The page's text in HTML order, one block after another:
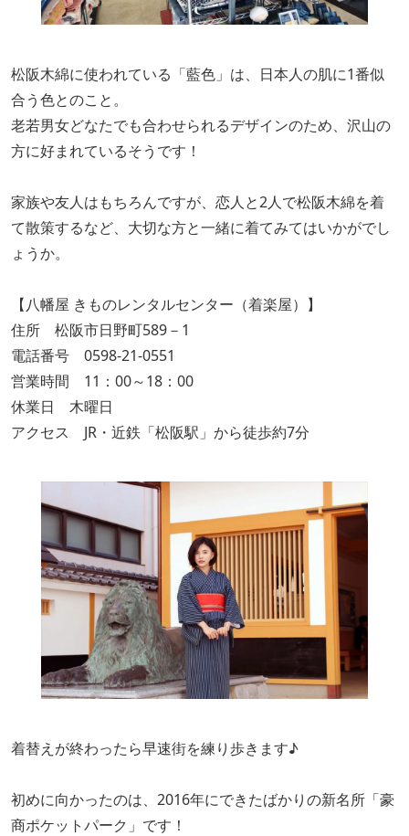
松阪木綿に使われている「藍色」は、日本人の肌に1番似
合う色とのこと。
老若男女どなたでも合わせられるデザインのため、沢山の
方に好まれているそうです！
家族や友人はもちろんですが、恋人と2人で松阪木綿を着
て散策するなど、大切な方と一緒に着てみてはいかがでし
ょうか。
【八幡屋 きものレンタルセンター（着楽屋）】
住所 松阪市日野町589－1
電話番号 0598‐21‐0551
営業時間 11：00～18：00
休業日 木曜日
アクセス JR・近鉄「松阪駅」から徒歩約7分
着替えが終わったら早速街を練り歩きます♪
初めに向かったのは、2016年にできたばかりの新名所「豪
商ポケットパーク」です！